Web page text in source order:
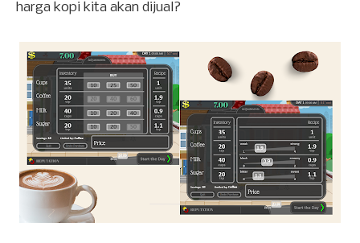
harga kopi kita akan dijual?